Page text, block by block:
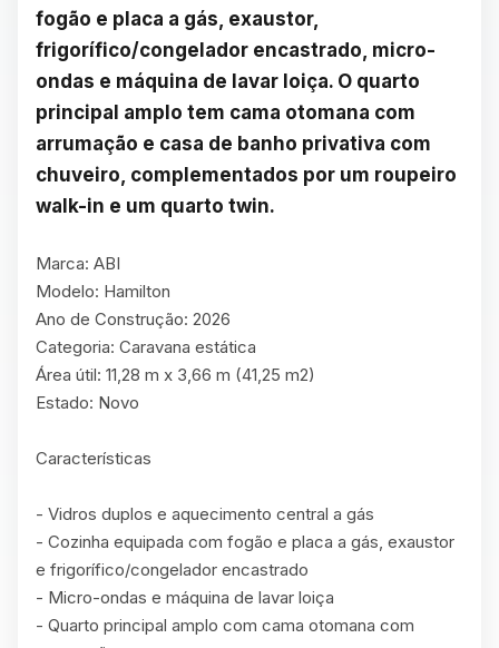
fogão e placa a gás, exaustor,
frigorífico/congelador encastrado, micro-
ondas e máquina de lavar loiça. O quarto
principal amplo tem cama otomana com
arrumação e casa de banho privativa com
chuveiro, complementados por um roupeiro
walk-in e um quarto twin.
Marca: ABI
Modelo: Hamilton
Ano de Construção: 2026
Categoria: Caravana estática
Área útil: 11,28 m x 3,66 m (41,25 m2)
Estado: Novo
Características
- Vidros duplos e aquecimento central a gás
- Cozinha equipada com fogão e placa a gás, exaustor
e frigorífico/congelador encastrado
- Micro-ondas e máquina de lavar loiça
- Quarto principal amplo com cama otomana com